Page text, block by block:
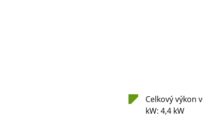
Celkový výkon v
kW: 4,4 kW